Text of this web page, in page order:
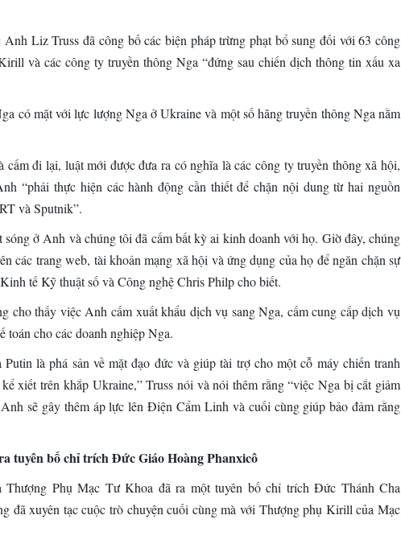
Liz Truss đã công bố các biện pháp trừng phạt bổ sung đối với 63 công
và các công ty truyền thông Nga “đứng sau chiến dịch thông tin xấu xa
có mặt với lực lượng Nga ở Ukraine và một số hãng truyền thông Nga nằm
cấm đi lại, luật mới được đưa ra có nghĩa là các công ty truyền thông xã hội,
“phải thực hiện các hành động cần thiết để chặn nội dung từ hai nguồn
và Sputnik”.
sóng ở Anh và chúng tôi đã cấm bất kỳ ai kinh doanh với họ. Giờ đây, chúng
các trang web, tài khoản mạng xã hội và ứng dụng của họ để ngăn chặn sự
tế Kỹ thuật số và Công nghệ Chris Philp cho biết.
cho thấy việc Anh cấm xuất khẩu dịch vụ sang Nga, cấm cung cấp dịch vụ
cho các doanh nghiệp Nga.
là phá sản về mặt đạo đức và giúp tài trợ cho một cỗ máy chiến tranh
xiết trên khắp Ukraine,” Truss nói và nói thêm rằng “việc Nga bị cắt giảm
sẽ gây thêm áp lực lên Điện Cẩm Linh và cuối cùng giúp bảo đảm rằng
tuyên bố chỉ trích Đức Giáo Hoàng Phanxicô
Phụ Mạc Tư Khoa đã ra một tuyên bố chỉ trích Đức Thánh Cha
đã xuyên tạc cuộc trò chuyện cuối cùng mà với Thượng phụ Kirill của Mạc